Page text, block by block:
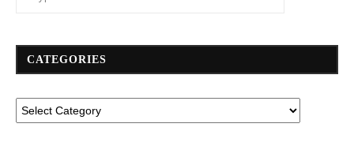
CATEGORIES